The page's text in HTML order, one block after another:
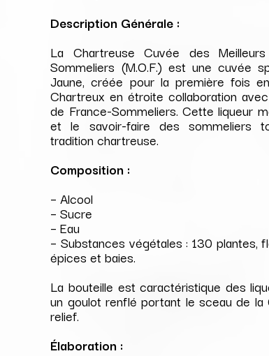
Description Générale :
La Chartreuse Cuvée des
Sommeliers (M.O.F.) est une cuvée
Jaune, créée pour la première fois
Chartreux en étroite collaboration
de France-Sommeliers. Cette liqueur
et le savoir-faire des sommeliers
tradition chartreuse.
Composition :
– Alcool
– Sucre
– Eau
– Substances végétales : 130 plantes,
épices et baies.
La bouteille est caractéristique des
un goulot renflé portant le sceau de la
relief.
Élaboration :